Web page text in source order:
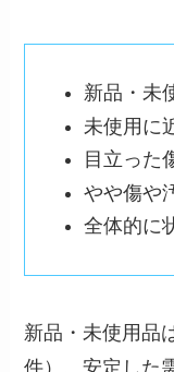
新品・未
未使用に
目立った
やや傷や
全体的に
新品・未使用品
件）、安定した